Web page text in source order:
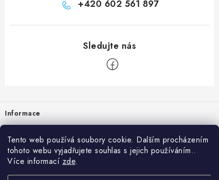
Tento web používá soubory cookie. Dalším procházením
tohoto webu vyjadřujete souhlas s jejich používáním..
Více informací zde.
+420 602 561 897
Informace
Prodejna
Rady a tipy